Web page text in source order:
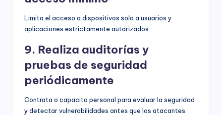
Limita el acceso a dispositivos solo a usuarios y
aplicaciones estrictamente autorizados.
9. Realiza auditorías y
pruebas de seguridad
periódicamente
Contrata o capacita personal para evaluar la seguridad
y detectar vulnerabilidades antes que los atacantes.